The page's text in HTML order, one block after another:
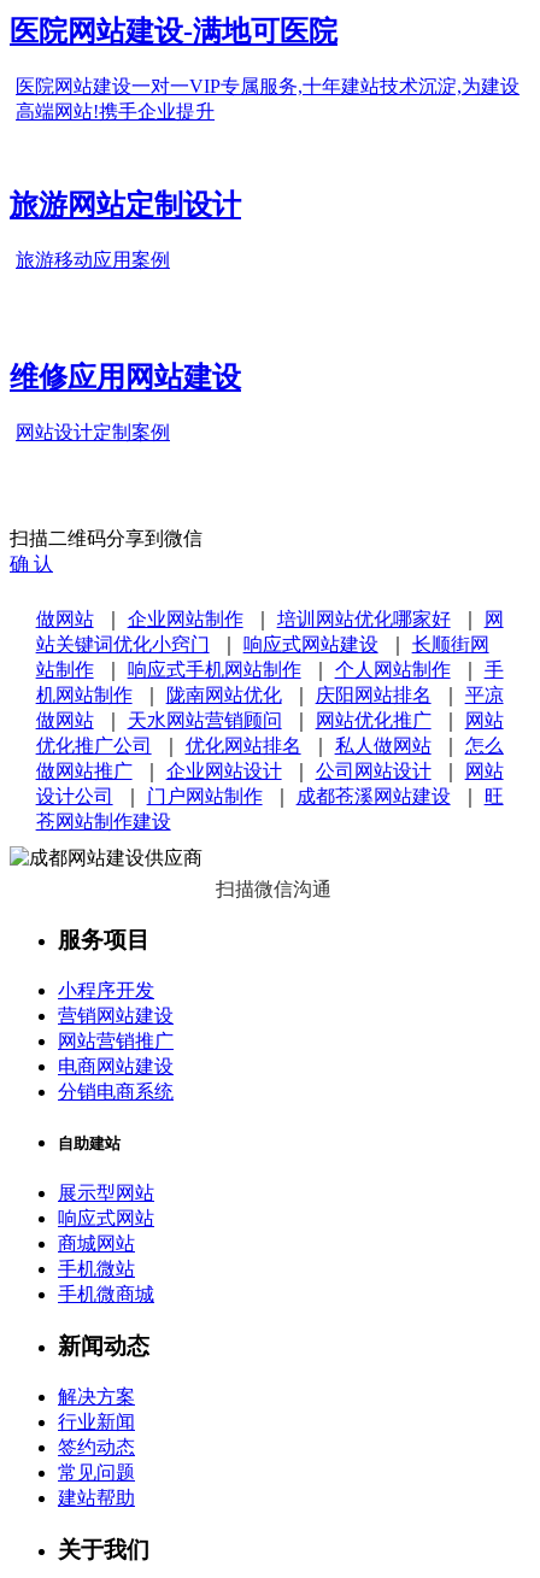
医院网站建设-满地可医院
医院网站建设一对一VIP专属服务,十年建站技术沉淀,为建设
高端网站!携手企业提升
旅游网站定制设计
旅游移动应用案例
维修应用网站建设
网站设计定制案例
扫描二维码分享到微信
确 认
做网站｜ 企业网站制作｜ 培训网站优化哪家好｜
网
站关键词优化小窍门
响应式网站建设｜ 长顺街网
站制作｜ 响应式手机网站制作｜ 个人网站制作｜ 手
机网站制作｜ 陇南网站优化｜ 庆阳网站排名
平凉
做网站｜ 天水网站营销顾问 网站优化推广｜
网站
优化推广公司
优化网站排名 私人做网站｜ 怎么
做网站推广｜ 企业网站设计｜ 公司网站设计｜
网站
设计公司
门户网站制作｜ 成都苍溪网站建设｜ 旺
苍网站制作建设
扫描微信沟通
服务项目
小程序开发
营销网站建设
网站营销推广
电商网站建设
分销电商系统
自助建站
展示型网站
响应式网站
商城网站
手机微站
手机微商城
新闻动态
解决方案
行业新闻
签约动态
常见问题
建站帮助
关于我们